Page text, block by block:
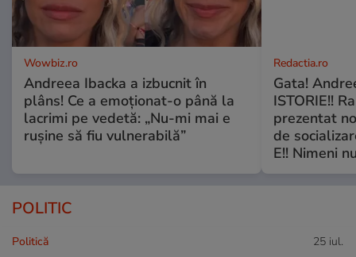
Wowbiz.ro
Andreea Ibacka a izbucnit în
plâns! Ce a emoționat-o până la
lacrimi pe vedetă: „Nu-mi mai e
rușine să fiu vulnerabilă”
Redactia.ro
Gata!
ISTORIE!!
prezentat
de
E!! Nimeni
POLITIC
Politică 25 iul.